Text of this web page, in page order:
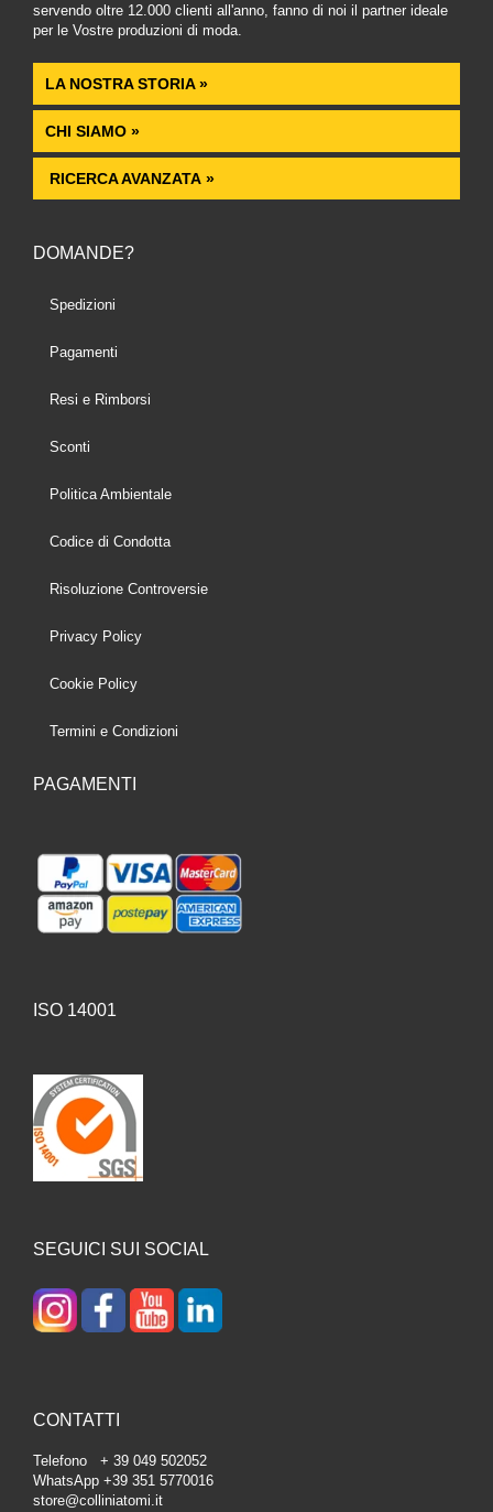
servendo oltre 12.000 clienti all'anno, fanno di noi il partner ideale
per le Vostre produzioni di moda.
LA NOSTRA STORIA »
CHI SIAMO »
RICERCA AVANZATA »
DOMANDE?
Spedizioni
Pagamenti
Resi e Rimborsi
Sconti
Politica Ambientale
Codice di Condotta
Risoluzione Controversie
Privacy Policy
Cookie Policy
Termini e Condizioni
PAGAMENTI
ISO 14001
SEGUICI SUI SOCIAL
CONTATTI
Telefono + 39 049 502052
WhatsApp +39 351 5770016
store@colliniatomi.it